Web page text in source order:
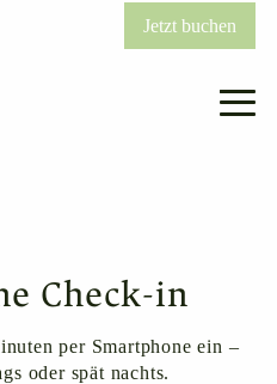
Jetzt buchen
Check-in
per Smartphone ein –
oder spät nachts.